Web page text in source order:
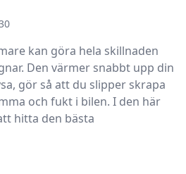
kan göra hela skillnaden
Den värmer snabbt upp din
gör så att du slipper skrapa
och fukt i bilen. I den här
hitta den bästa